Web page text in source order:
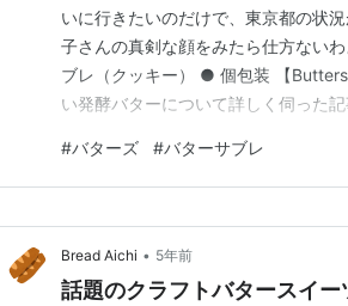
いに行きたいのだけで、東京都の状
子さんの真剣な顔をみたら仕方ない
ブレ（クッキー） ● 個包装 【
い発酵バターについて詳しく伺った
https://t.co/Xx6rM831CI — クラフト
(@craf…
#バターズ #バターサブレ
Bread Aichi • 5年前
話題のクラフトバタースイ